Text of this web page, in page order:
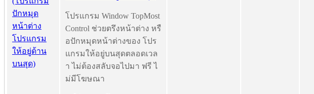
โปรแกรม Window TopMost
Control ช่วยตรึงหน้าต่าง หรื
อปักหมุดหน้าต่างของ โปร
แกรมให้อยู่บนสุดตลอดเวล
า ไม่ต้องสลับจอไปมา ฟรี ไ
ม่มีโฆษณา